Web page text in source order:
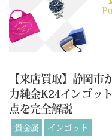
【来店買取】静岡市
力純金K24インゴッ
点を完全解説
貴金属 インゴット